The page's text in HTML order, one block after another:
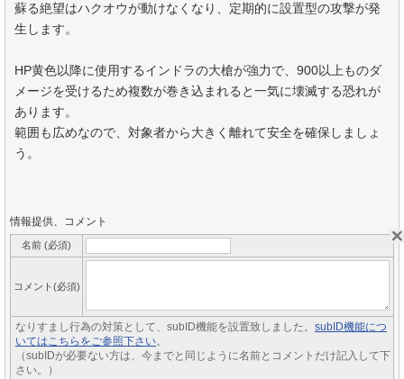
蘇る絶望はハクオウが動けなくなり、定期的に設置型の攻撃が発
生します。
HP黄色以降に使用するインドラの大槍が強力で、900以上ものダ
メージを受けるため複数が巻き込まれると一気に壊滅する恐れが
あります。
範囲も広めなので、対象者から大きく離れて安全を確保しましょ
う。
情報提供、コメント
名前 (必須)
コメント(必須)
なりすまし行為の対策として、subID機能を設置致しました。 subID機能につ
いてはこちらをご参照下さい。
（subIDが必要ない方は、今までと同じように名前とコメントだけ記入して下
さい。）